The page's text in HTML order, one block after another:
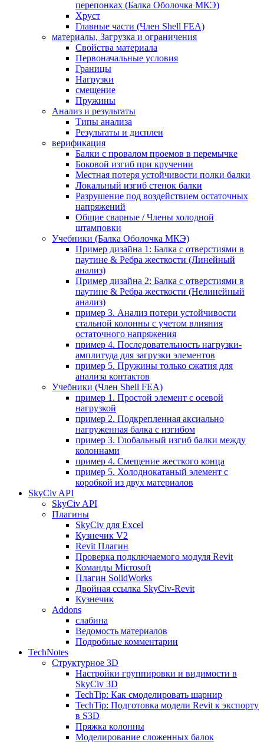
перепонках (Балка Оболочка МКЭ)
Хруст
Главные части (Член Shell FEA)
материалы, Загрузка и ограничения
Свойства материала
Первоначальные условия
Границы
Нагрузки
смещение
Пружины
Анализ и результаты
Типы анализа
Результаты и дисплеи
верификация
Балки с провалом проемов в перемычке
Боковой изгиб при кручении
Местная потеря устойчивости полки балки
Локальный изгиб стенок балки
Разрушение под воздействием остаточных
напряжений
Общие сварные / Члены холодной
штамповки
Учебники (Балка Оболочка МКЭ)
Пример дизайна 1: Балка с отверстиями в
паутине & Ребра жесткости (Линейный
анализ)
Пример дизайна 2: Балка с отверстиями в
паутине & Ребра жесткости (Нелинейный
анализ)
пример 3. Анализ потери устойчивости
стальной колонны с учетом влияния
остаточного напряжения
пример 4. Последовательность нагрузки-
амплитуда для загрузки элементов
пример 5. Пружины только сжатия для
анализа контактов
Учебники (Член Shell FEA)
пример 1. Простой элемент с осевой
нагрузкой
пример 2. Подкрепленная аксиально
нагруженная балка с изгибом
пример 3. Глобальный изгиб балки между
колоннами
пример 4. Смещение жесткого конца
пример 5. Холоднокатаный элемент с
коробкой из двух материалов
SkyCiv API
SkyCiv API
Плагины
SkyCiv для Excel
Кузнечик V2
Revit Плагин
Проверка подключаемого модуля Revit
Команды Microsoft
Плагин SolidWorks
Двойная ссылка SkyCiv-Revit
Кузнечик
Addons
слабина
Ведомость материалов
Подробные комментарии
TechNotes
Структурное 3D
Настройки группировки и видимости в
SkyCiv 3D
TechTip: Как смоделировать шарнир
TechTip: Подготовка модели Revit к экспорту
в S3D
Пряжка колонны
Моделирование сложенных балок